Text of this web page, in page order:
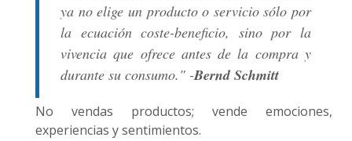
ya no elige un producto o servicio sólo por
la ecuación coste-beneficio, sino por la
vivencia que ofrece antes de la compra y
durante su consumo." -Bernd Schmitt
No vendas productos; vende emociones,
experiencias y sentimientos.